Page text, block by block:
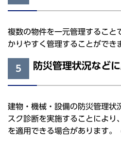
複数の物件を一元管理すること
かりやすく管理することができ
5 防災管理状況など
建物・機械・設備の防災管理状
スク診断を実施することにより
を適用できる場合があります。